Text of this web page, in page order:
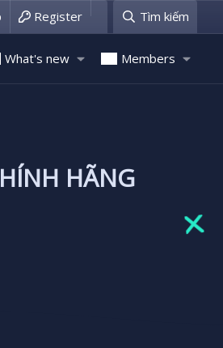
Register Tìm kiếm
What's new Members
HÃNG